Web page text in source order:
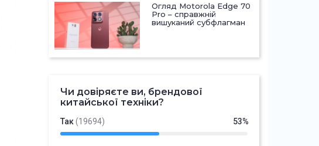
Огляд Motorola Edge 70
Pro – справжній
вишуканий субфлагман
Чи довіряєте ви, брендової
китайської техніки?
Так(19694) 53%